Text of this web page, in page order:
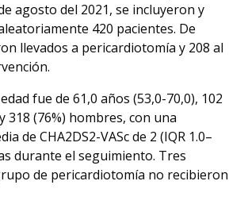
agosto del 2021, se incluyeron y
420 pacientes. De
llevados a pericardiotomía y 208 al
fue de 61,0 años (53,0-70,0), 102
318 (76%) hombres, con una
de CHA2DS2-VASc de 2 (IQR 1.0–
durante el seguimiento. Tres
de pericardiotomía no recibieron